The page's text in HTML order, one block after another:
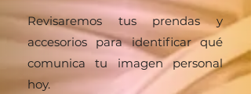
Revisaremos tus prendas y
accesorios para identificar qué
comunica tu imagen personal
hoy.